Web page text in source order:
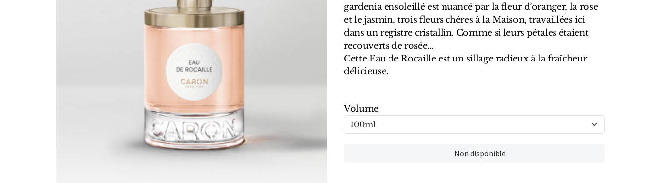
gardenia ensoleillé est nuancé par la fleur d’oranger, la rose
et le jasmin, trois fleurs chères à la Maison, travaillées ici
dans un registre cristallin. Comme si leurs pétales étaient
recouverts de rosée…
Cette Eau de Rocaille est un sillage radieux à la fraîcheur
délicieuse.
Volume
Non disponible